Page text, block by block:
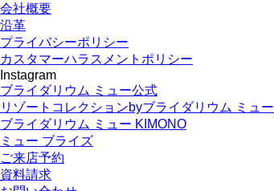
会社概要
沿革
プライバシーポリシー
カスタマーハラスメントポリシー
Instagram
ブライダリウム ミュー公式
リゾートコレクションbyブライダリウム ミュー
ブライダリウム ミュー KIMONO
ミュー ブライズ
ご来店予約
資料請求